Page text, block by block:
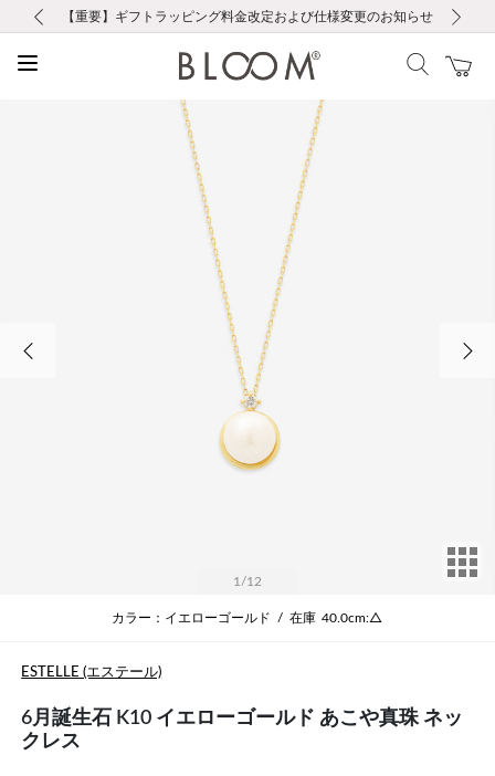
お修理・アフターサービスのご案内
【重要】令和８年熊本地震に伴う集配への影響について
【重要】ギフトラッピング料金改定および仕様変更のお知らせ
【重要】夏季休業の営業についてのご案内
税込5,500円以上で送料無料｜最短24時間以内に発送
新規会員登録で1000ポイントプレゼント！
新規LINE友だち登録で500円クーポンプレゼント
会員限定！レビュー投稿で100ポイントプレゼント
お修理・アフターサービスのご案内
【重要】令和８年熊本地震に伴う集配への影響について
1 /12
カラー：イエローゴールド / 在庫 40.0cm:△
ESTELLE (エステール)
6月誕生石 K10 イエローゴールド あこや真珠 ネッ
クレス